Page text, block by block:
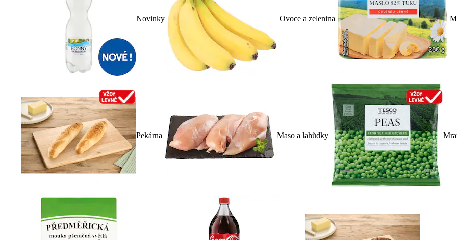
Novinky Ovoce a zelenina
Pekárna Maso a lahůdky